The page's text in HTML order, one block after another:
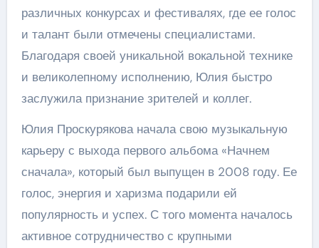
различных конкурсах и фестивалях, где ее голос
и талант были отмечены специалистами.
Благодаря своей уникальной вокальной технике
и великолепному исполнению, Юлия быстро
заслужила признание зрителей и коллег.
Юлия Проскурякова начала свою музыкальную
карьеру с выхода первого альбома «Начнем
сначала», который был выпущен в 2008 году. Ее
голос, энергия и харизма подарили ей
популярность и успех. С того момента началось
активное сотрудничество с крупными